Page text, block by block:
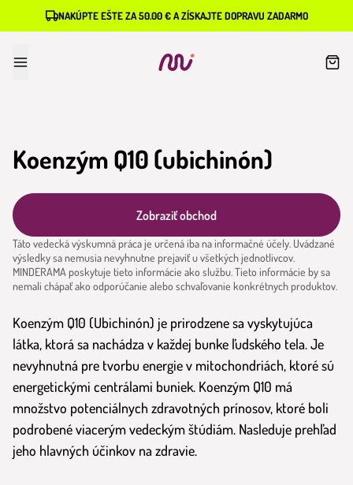
NAKÚPTE EŠTE ZA 50.00 € A ZÍSKAJTE DOPRAVU ZADARMO
Koenzým Q10 (ubichinón)
Zobraziť obchod
Táto vedecká výskumná práca je určená iba na informačné účely. Uvádzané
výsledky sa nemusia nevyhnutne prejaviť u všetkých jednotlivcov.
MINDERAMA poskytuje tieto informácie ako službu. Tieto informácie by sa
nemali chápať ako odporúčanie alebo schvaľovanie konkrétnych produktov.
Koenzým Q10 (Ubichinón) je prirodzene sa vyskytujúca
látka, ktorá sa nachádza v každej bunke ľudského tela. Je
nevyhnutná pre tvorbu energie v mitochondriách, ktoré sú
energetickými centrálami buniek. Koenzým Q10 má
množstvo potenciálnych zdravotných prínosov, ktoré boli
podrobené viacerým vedeckým štúdiám. Nasleduje prehľad
jeho hlavných účinkov na zdravie.